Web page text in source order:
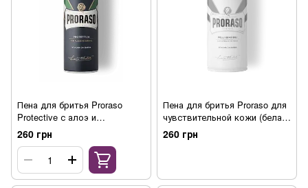
Пена для бритья Proraso
Protective с алоэ и
витамином Е (синяя серия),
300 мл
260 грн
Пена для бритья Proraso для
чувствительной кожи (белая
серия), 300 мл
260 грн